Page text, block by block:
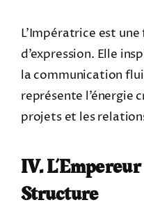
L’Impératrice est
d’expression. Elle
la communication
représente l’énergie
projets et les
IV.
Structure